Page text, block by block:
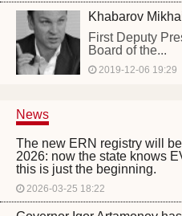
Khabarov
First Deputy
Board of the...
2019-12-06 19:29
News
The new ERN registry will
2026: now the state knows
this is just the beginning.
2026-03-25 18:22